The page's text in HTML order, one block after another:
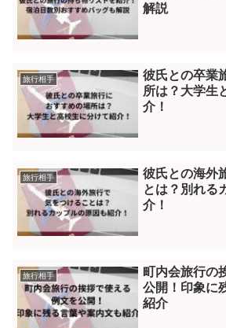
解説
旅行相手
彼氏との卒業
所は？大学生
介！
旅行相手
彼氏との海外
とは？別れる
介！
旅行相手
町内会旅行の
公開！印象に
紹介